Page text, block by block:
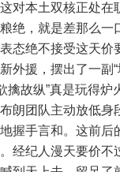
对本土双核正处在
绝，就是差那么一
态绝不接受这天价
外援，摆出了一副
擒故纵”真是玩得炉
朗团队主动放低身
握手言和。这前后
经纪人漫天要价不